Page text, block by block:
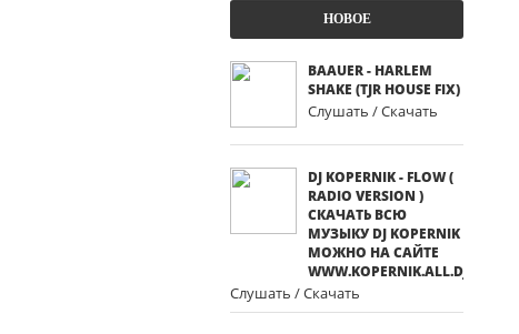
НОВОЕ
BAAUER - HARLEM
SHAKE (TJR HOUSE FIX)
Слушать / Скачать
DJ KOPERNIK - FLOW (
RADIO VERSION )
СКАЧАТЬ ВСЮ
МУЗЫКУ DJ KOPERNIK
МОЖНО НА САЙТЕ
WWW.KOPERNIK.ALL.DJ
Слушать / Скачать